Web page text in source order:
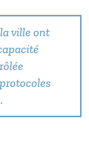
ville ont